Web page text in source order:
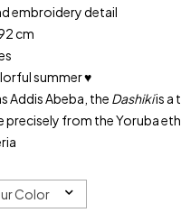
embroidery detail
cm
summer ♥
Addis Abeba, the Dashikiis a
precisely from the Yoruba
Color